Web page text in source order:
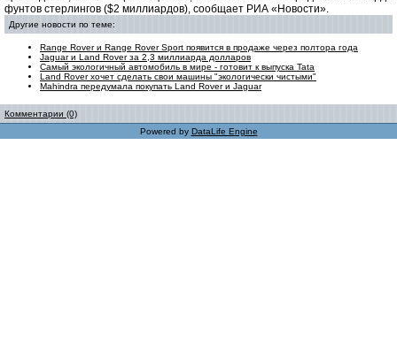
фунтов стерлингов ($2 миллиардов), сообщает РИА «Новости».
Другие новости по теме:
Range Rover и Range Rover Sport появится в продаже через полтора года
Jaguar и Land Rover за 2,3 миллиарда долларов
Самый экологичный автомобиль в мире - готовит к выпуска Tata
Land Rover хочет сделать свои машины "экологически чистыми"
Mahindra передумала покупать Land Rover и Jaguar
Комментарии (0)
Powered by DataLife Engine